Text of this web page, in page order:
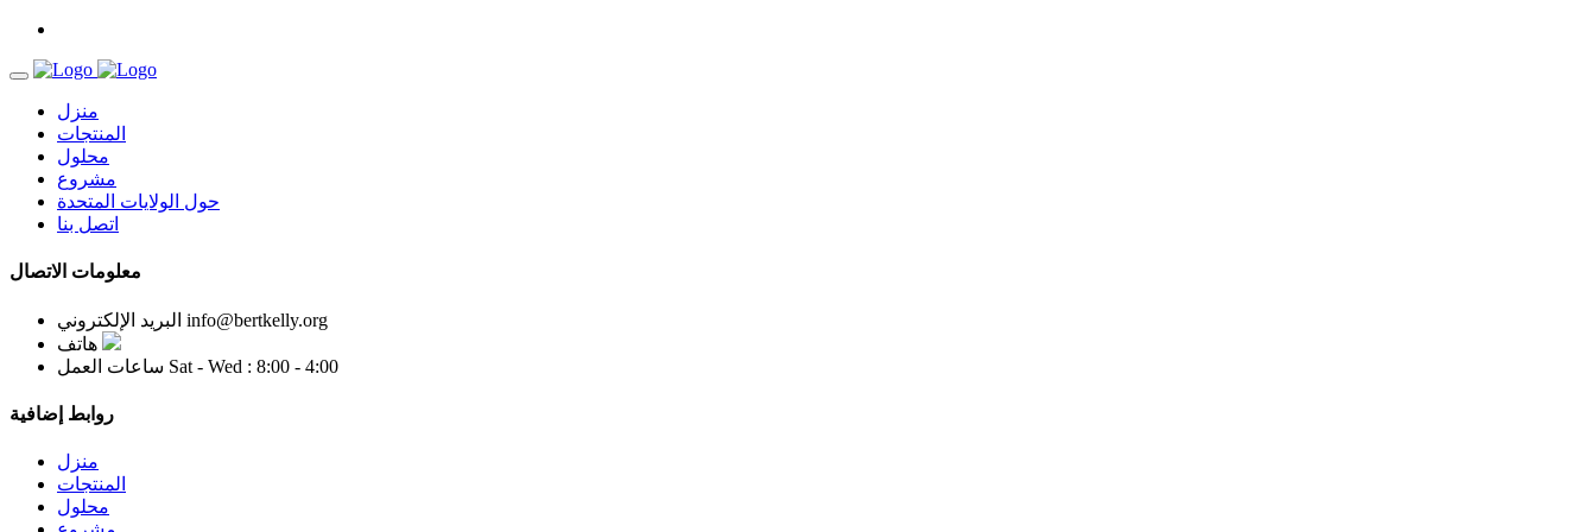
منزل
المنتجات
محلول
مشروع
حول الولايات المتحدة
اتصل بنا
معلومات الاتصال
البريد الإلكتروني info@bertkelly.org
هاتف
ساعات العمل Sat - Wed : 8:00 - 4:00
روابط إضافية
منزل
المنتجات
محلول